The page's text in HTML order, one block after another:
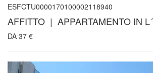
ESFCTU0000170100002118940
AFFITTO | APPARTAMENTO IN
DA 37 €